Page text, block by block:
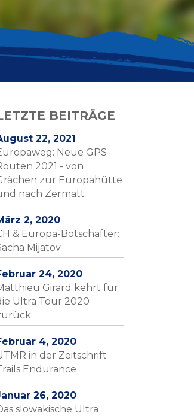
BEITRÄGE
22, 2021
Neue GPS-
2021 - von
zur Europahütte
nach Zermatt
2, 2020
& Europa-Botschafter:
Mijatov
24, 2020
Girard kehrt für
Ultra Tour 2020
4, 2020
in der Zeitschrift
Endurance
26, 2020
slowakische Ultra